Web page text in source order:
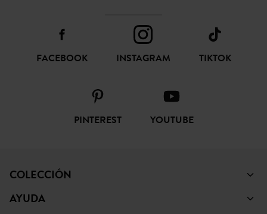
FACEBOOK INSTAGRAM TIKTOK
PINTEREST YOUTUBE
COLECCIÓN
AYUDA